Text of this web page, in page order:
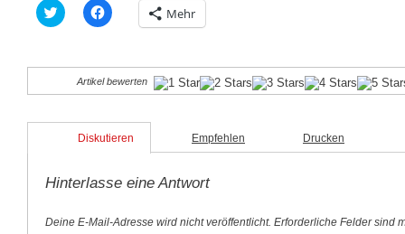
Klick,
um
teilen
(Wird
in
geöffnet)
Klick,
um
teilen
(Wird
in
geöffnet)
Mehr
Artikel bewerten
Diskutieren Empfehlen Drucken
Hinterlasse eine Antwort
Deine E-Mail-Adresse wird nicht veröffentlicht. Erforderliche Felder sind